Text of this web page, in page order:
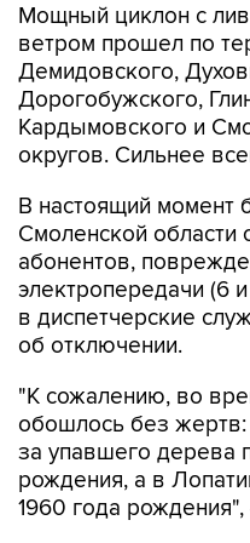
Мощный циклон с
ветром прошел по
Демидовского,
Дорогобужского,
Кардымовского и
округов. Сильнее
В настоящий момент
Смоленской области
абонентов,
электропередачи (6
в диспетчерские
об отключении.
"К сожалению, во
обошлось без
за упавшего дерева
рождения, а в
1960 года